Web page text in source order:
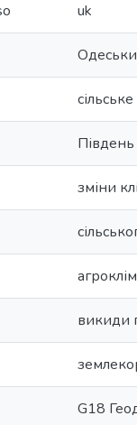
uk
Південь
зміни
викиди
G18